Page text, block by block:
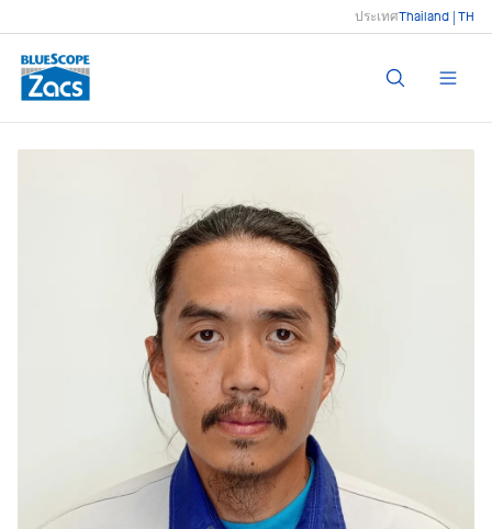
ประเทศThailand | TH